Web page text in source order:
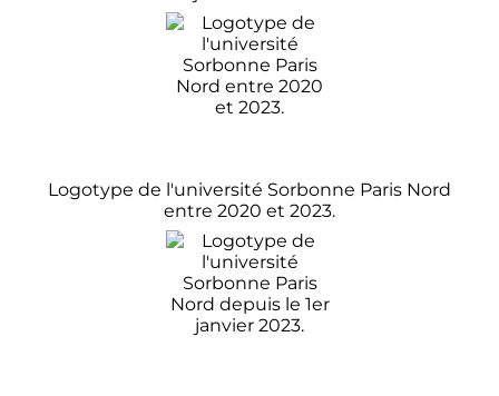
Logotype de l'université Sorbonne Paris Nord
entre 2020 et 2023.